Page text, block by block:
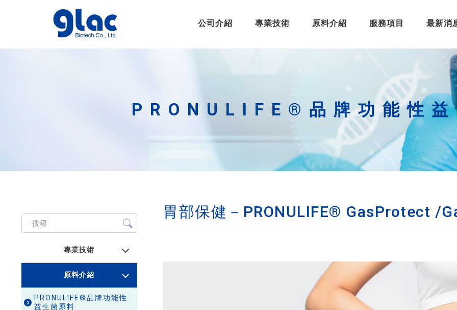
公司介紹 專業技術 原料介紹 服務項目 最新消
PRONULIFE®品牌功能性益
專業技術
原料介紹
PRONULIFE®品牌功能性
益生菌原料
胃部保健－PRONULIFE® GasProtect /